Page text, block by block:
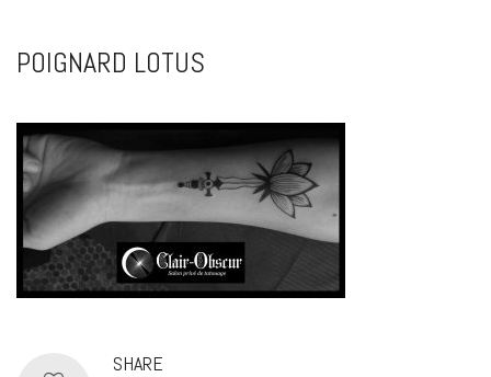
POIGNARD LOTUS
SHARE